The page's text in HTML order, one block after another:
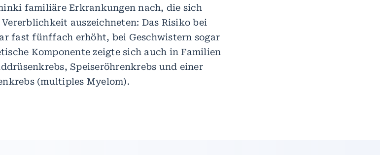
familiäre Erkrankungen nach, die sich
auszeichneten: Das Risiko bei
fast fünffach erhöht, bei Geschwistern sogar
Komponente zeigte sich auch in Familien
Speiseröhrenkrebs und einer
(multiples Myelom).